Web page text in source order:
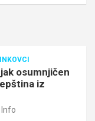
osumnjičen
iz
Info